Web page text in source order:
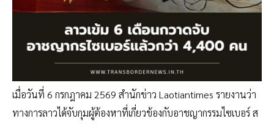
เมื่อวันที่ 6 กรกฎาคม 2569 สำนักข่าว Laotiantimes รายงานว่า
ทางการลาวได้จับกุมผู้ต้องหาที่เกี่ยวข้องกับอาชญากรรมไซเบอร์ ส